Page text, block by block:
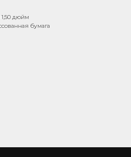
дюйм
бумага